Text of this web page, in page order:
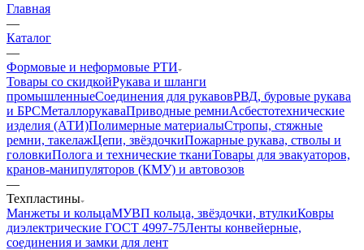
Главная
—
Каталог
—
Формовые и неформовые РТИ
Товары со скидкойРукава и шланги
промышленныеСоединения для рукавовРВД, буровые рукава
и БРСМеталлорукаваПриводные ремниАсбестотехнические
изделия (АТИ)Полимерные материалыСтропы, стяжные
ремни, такелажЦепи, звёздочкиПожарные рукава, стволы и
головкиПолога и технические тканиТовары для эвакуаторов,
кранов-манипуляторов (КМУ) и автовозов
—
Техпластины
Манжеты и кольцаМУВП кольца, звёздочки, втулкиКовры
диэлектрические ГОСТ 4997-75Ленты конвейерные,
соединения и замки для лент